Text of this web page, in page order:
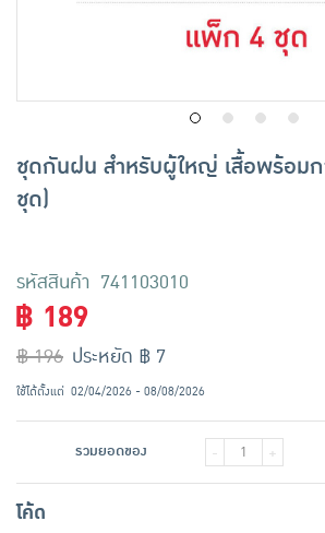
ชุดกันฝน สำหรับผู้ใหญ่ เสื้อพร้อมก
ชุด)
รหัสสินค้า 741103010
฿ 189
฿ 196 ประหยัด ฿ 7
ใช้ได้ตั้งแต่ 02/04/2026 - 08/08/2026
รวมยอดของ - +
โค้ด